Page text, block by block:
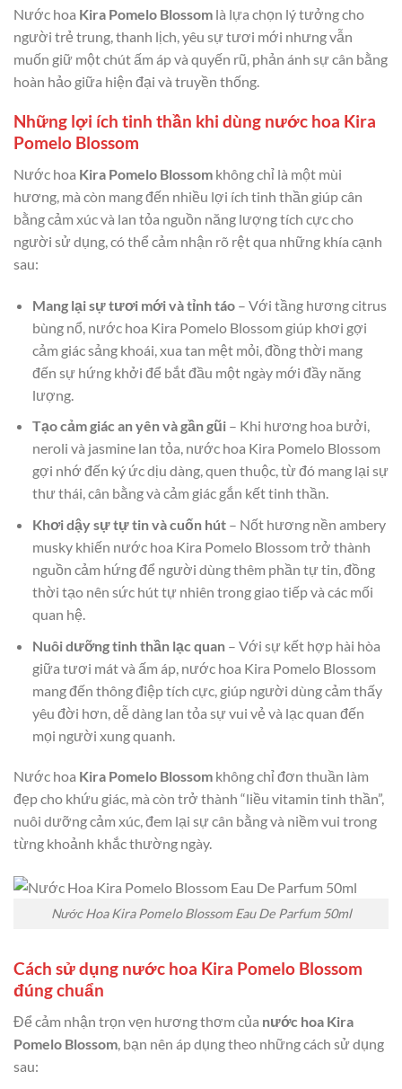
Nước hoa Kira Pomelo Blossom là lựa chọn lý tưởng cho
người trẻ trung, thanh lịch, yêu sự tươi mới nhưng vẫn
muốn giữ một chút ấm áp và quyến rũ, phản ánh sự cân bằng
hoàn hảo giữa hiện đại và truyền thống.
Những lợi ích tinh thần khi dùng nước hoa Kira
Pomelo Blossom
Nước hoa Kira Pomelo Blossom không chỉ là một mùi
hương, mà còn mang đến nhiều lợi ích tinh thần giúp cân
bằng cảm xúc và lan tỏa nguồn năng lượng tích cực cho
người sử dụng, có thể cảm nhận rõ rệt qua những khía cạnh
sau:
Mang lại sự tươi mới và tỉnh táo– Với tầng hương citrus
bùng nổ, nước hoa Kira Pomelo Blossom giúp khơi gợi
cảm giác sảng khoái, xua tan mệt mỏi, đồng thời mang
đến sự hứng khởi để bắt đầu một ngày mới đầy năng
lượng.
Tạo cảm giác an yên và gần gũi– Khi hương hoa bưởi,
neroli và jasmine lan tỏa, nước hoa Kira Pomelo Blossom
gợi nhớ đến ký ức dịu dàng, quen thuộc, từ đó mang lại sự
thư thái, cân bằng và cảm giác gắn kết tinh thần.
Khơi dậy sự tự tin và cuốn hút– Nốt hương nền ambery
musky khiến nước hoa Kira Pomelo Blossom trở thành
nguồn cảm hứng để người dùng thêm phần tự tin, đồng
thời tạo nên sức hút tự nhiên trong giao tiếp và các mối
quan hệ.
Nuôi dưỡng tinh thần lạc quan– Với sự kết hợp hài hòa
giữa tươi mát và ấm áp, nước hoa Kira Pomelo Blossom
mang đến thông điệp tích cực, giúp người dùng cảm thấy
yêu đời hơn, dễ dàng lan tỏa sự vui vẻ và lạc quan đến
mọi người xung quanh.
Nước hoa Kira Pomelo Blossom không chỉ đơn thuần làm
đẹp cho khứu giác, mà còn trở thành “liều vitamin tinh thần”,
nuôi dưỡng cảm xúc, đem lại sự cân bằng và niềm vui trong
từng khoảnh khắc thường ngày.
Nước Hoa Kira Pomelo Blossom Eau De Parfum 50ml
Cách sử dụng nước hoa Kira Pomelo Blossom
đúng chuẩn
Để cảm nhận trọn vẹn hương thơm của nước hoa Kira
Pomelo Blossom , bạn nên áp dụng theo những cách sử dụng
sau: